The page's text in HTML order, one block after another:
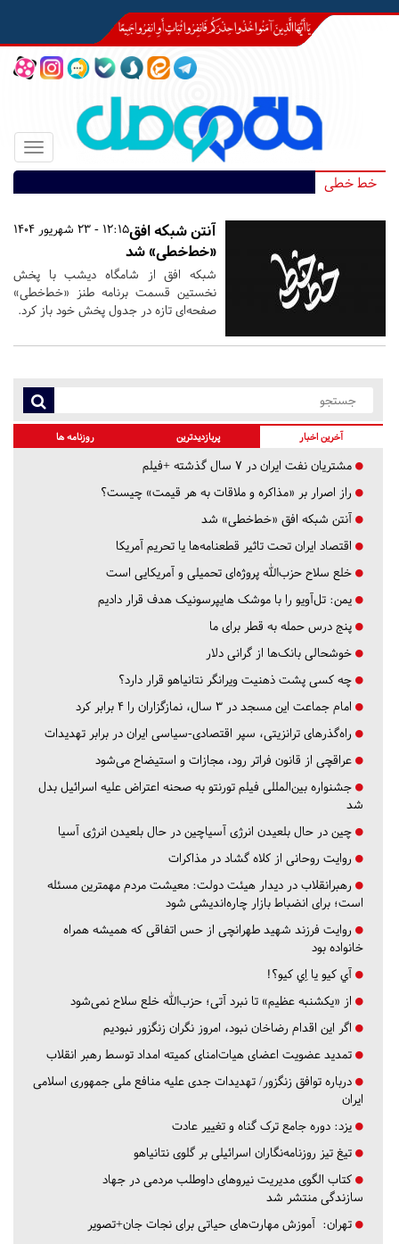
Toggle
خط خطی
12:15 - 23 شهریور 1404آنتن شبکه افق
«خط‌خطی» شد
شبکه افق از شامگاه دیشب با پخش
نخستین قسمت برنامه طنز «خط‌خطی»
صفحه‌ای تازه در جدول پخش خود باز کرد.
آخرین اخبار پربازدیدترین روزنامه ها
مشتریان نفت ایران در ۷ سال گذشته +فیلم
راز اصرار بر «مذاکره و ملاقات به هر قیمت» چیست؟
آنتن شبکه افق «خط‌خطی» شد
اقتصاد ایران تحت تاثیر قطعنامه‌ها یا تحریم‌ آمریکا
خلع سلاح حزب‌الله پروژه‌ای تحمیلی و آمریکایی است
یمن: تل‌آویو را با موشک هایپرسونیک هدف قرار دادیم
پنج درس‌ حمله به قطر برای ما
خوشحالی بانک‌ها از گرانی دلار
چه کسی پشت ذهنیت ویرانگر نتانیاهو قرار دارد؟
امام جماعت این مسجد در ۳ سال، نمازگزاران را ۴ برابر کرد
راه‌گذرهای ترانزیتی، سپر اقتصادی-سیاسی ایران در برابر تهدیدات
عراقچی از قانون فراتر رود، مجازات و استیضاح می‌شود
جشنواره بین‌المللی فیلم تورنتو به صحنه اعتراض علیه اسرائیل بدل
شد
چین در حال بلعیدن انرژی آسیاچین در حال بلعیدن انرژی آسیا
روایت روحانی از کلاه گشاد در مذاکرات
رهبرانقلاب در دیدار هیئت دولت: معیشت مردم مهمترین مسئله
است؛ برای انضباط بازار چاره‌اندیشی شود
روایت فرزند شهید طهرانچی از حس اتفاقی که همیشه همراه
خانواده بود
آي كيو يا اِي كيو؟!
از «یکشنبه عظیم» تا نبرد آتی؛ حزب‌الله خلع سلاح نمی‌شود
اگر این اقدام رضاخان نبود، امروز نگران زنگزور نبودیم
تمدید عضویت اعضای هیات‌امنای کمیته امداد توسط رهبر انقلاب
درباره توافق زنگزور/ تهدیدات جدی علیه منافع ملی جمهوری اسلامی
ایران
یزد: دوره جامع ترک گناه و تغییر عادت
تیغ تیز روزنامه‌نگاران اسرائیلی بر گلوی نتانیاهو
کتاب الگوی مدیریت نیروهای داوطلب مردمی در جهاد
سازندگی منتشر شد
تهران: آموزش مهارت‌های حیاتی برای نجات جان+تصویر